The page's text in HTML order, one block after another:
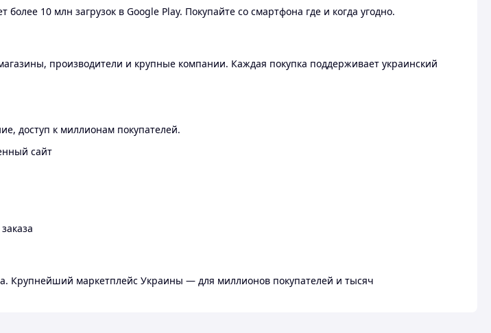
10 млн загрузок в Google Play. Покупайте со смартфона где и когда угодно.
производители и крупные компании. Каждая покупка поддерживает украинский
доступ к миллионам покупателей.
сайт
Крупнейший маркетплейс Украины — для миллионов покупателей и тысяч